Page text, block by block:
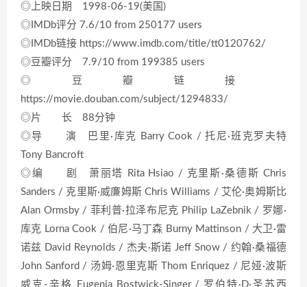
◎上映日期 1998-06-19(美国)
◎IMDb评分 7.6/10 from 250177 users
◎IMDb链接 https://www.imdb.com/title/tt0120762/
◎豆瓣评分 7.9/10 from 199385 users
◎豆瓣链接
https://movie.douban.com/subject/1294833/
◎片 长 88分钟
◎导 演 巴里·库克 Barry Cook / 托尼·班克罗夫特
Tony Bancroft
◎编 剧 萧丽塔 Rita Hsiao / 克里斯·桑德斯 Chris
Sanders / 克里斯·威廉姆斯 Chris Williams / 艾伦·奥姆斯比
Alan Ormsby / 菲利普·拉泽布尼克 Philip LaZebnik / 罗娜·
库克 Lorna Cook / 伯尼·马丁森 Burny Mattinson / 大卫·雷
诺兹 David Reynolds / 杰夫·斯诺 Jeff Snow / 约翰·桑福德
John Sanford / 汤姆·恩里克斯 Thom Enriquez / 尼娅·波斯
威克-辛格 Eugenia Bostwick-Singer / 罗伯特·D·圣苏西